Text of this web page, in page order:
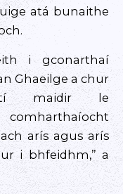
atá bunaithe
i gconarthaí
Ghaeilge a chur
maidir le
arís agus arís
i bhfeidhm,” a